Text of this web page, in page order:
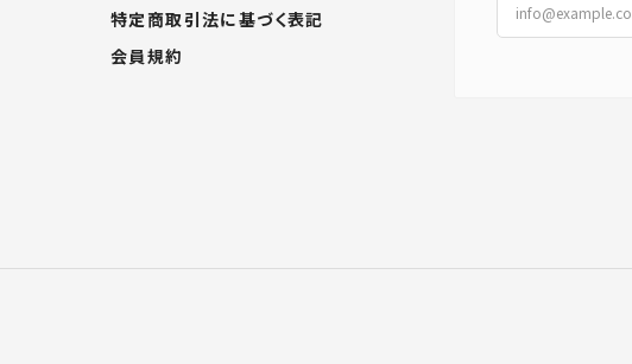
特定商取引法に基づく表記
会員規約